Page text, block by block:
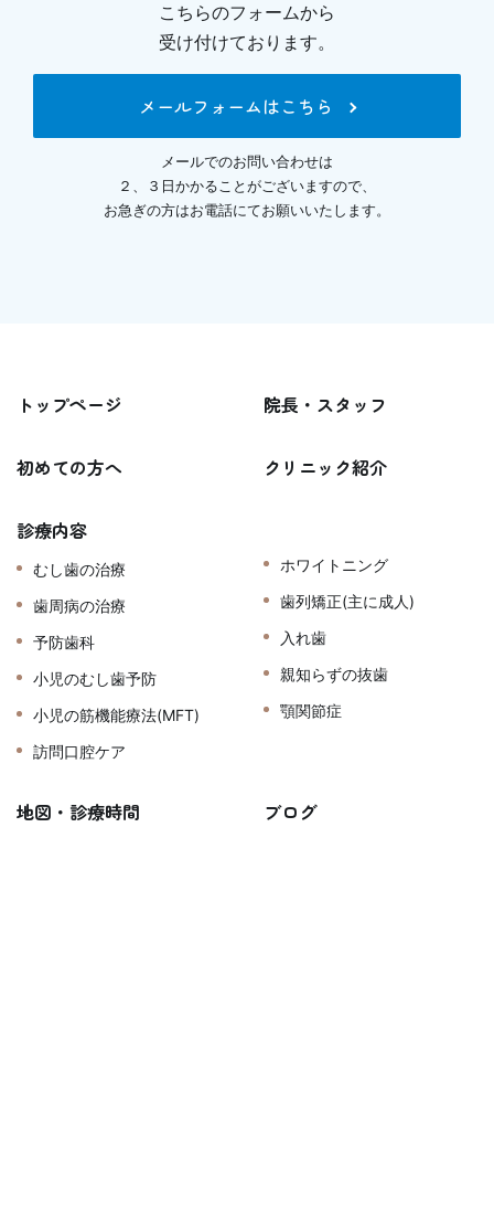
こちらのフォームから
受け付けております。
メールフォームはこちら
メールでのお問い合わせは
２、３日かかることがございますので、
お急ぎの方はお電話にてお願いいたします。
トップページ 院長・スタッフ
初めての方へ クリニック紹介
診療内容
むし歯の治療
歯周病の治療
予防歯科
小児のむし歯予防
小児の筋機能療法(MFT)
訪問口腔ケア
ホワイトニング
歯列矯正(主に成人)
入れ歯
親知らずの抜歯
顎関節症
地図・診療時間 ブログ